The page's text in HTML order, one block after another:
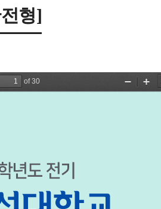
형]